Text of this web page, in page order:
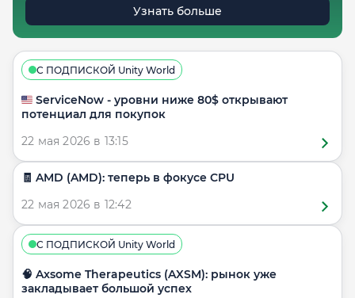
Узнать больше
С ПОДПИСКОЙ Unity World
🇺🇸 ServiceNow - уровни ниже 80$ открывают
потенциал для покупок
22 мая 2026 в 13:15
🧾 AMD (AMD): теперь в фокусе CPU
22 мая 2026 в 12:42
С ПОДПИСКОЙ Unity World
🧠 Axsome Therapeutics (AXSM): рынок уже
закладывает большой успех